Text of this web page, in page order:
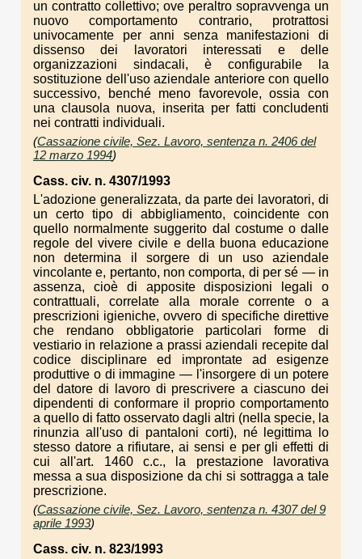
un contratto collettivo; ove peraltro sopravvenga un
nuovo comportamento contrario, protrattosi
univocamente per anni senza manifestazioni di
dissenso dei lavoratori interessati e delle
organizzazioni sindacali, è configurabile la
sostituzione dell'uso aziendale anteriore con quello
successivo, benché meno favorevole, ossia con
una clausola nuova, inserita per fatti concludenti
nei contratti individuali.
(Cassazione civile, Sez. Lavoro, sentenza n. 2406 del
12 marzo 1994)
Cass. civ. n. 4307/1993
L'adozione generalizzata, da parte dei lavoratori, di
un certo tipo di abbigliamento, coincidente con
quello normalmente suggerito dal costume o dalle
regole del vivere civile e della buona educazione
non determina il sorgere di un uso aziendale
vincolante e, pertanto, non comporta, di per sé — in
assenza, cioè di apposite disposizioni legali o
contrattuali, correlate alla morale corrente o a
prescrizioni igieniche, ovvero di specifiche direttive
che rendano obbligatorie particolari forme di
vestiario in relazione a prassi aziendali recepite dal
codice disciplinare ed improntate ad esigenze
produttive o di immagine — l'insorgere di un potere
del datore di lavoro di prescrivere a ciascuno dei
dipendenti di conformare il proprio comportamento
a quello di fatto osservato dagli altri (nella specie, la
rinunzia all'uso di pantaloni corti), né legittima lo
stesso datore a rifiutare, ai sensi e per gli effetti di
cui all'art. 1460 c.c., la prestazione lavorativa
messa a sua disposizione da chi si sottragga a tale
prescrizione.
(Cassazione civile, Sez. Lavoro, sentenza n. 4307 del 9
aprile 1993)
Cass. civ. n. 823/1993